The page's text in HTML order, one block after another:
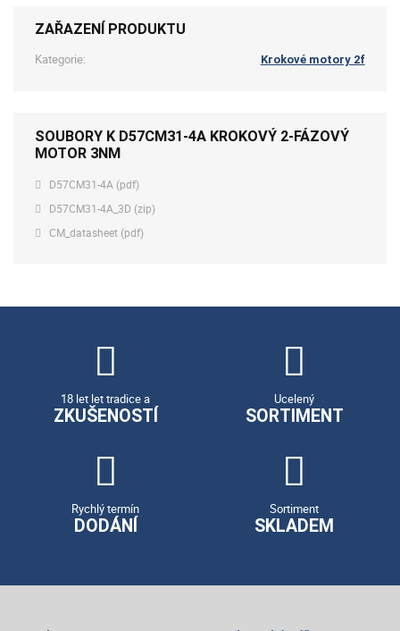
ZAŘAZENÍ PRODUKTU
Kategorie: Krokové motory 2f
SOUBORY K D57CM31-4A KROKOVÝ 2-FÁZOVÝ
MOTOR 3NM
D57CM31-4A (pdf)
D57CM31-4A_3D (zip)
CM_datasheet (pdf)
18 let let tradice a
ZKUŠENOSTÍ
Ucelený
SORTIMENT
Rychlý termín
DODÁNÍ
Sortiment
SKLADEM